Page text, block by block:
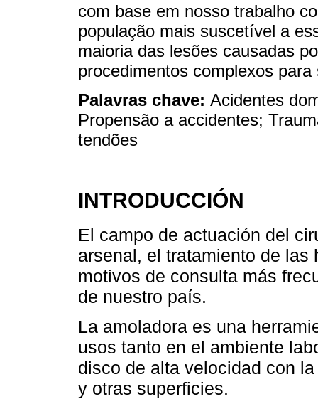
com base em nosso trabalho
população mais suscetível a
maioria das lesões causadas
procedimentos complexos
Palavras chave: Acidentes
Propensão a accidentes;
tendões
INTRODUCCIÓN
El campo de actuación del
arsenal, el tratamiento de
motivos de consulta más
de nuestro país.
La amoladora es una
usos tanto en el ambiente
disco de alta velocidad con
y otras superficies.